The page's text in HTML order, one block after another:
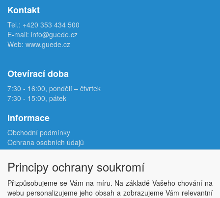
Kontakt
Tel.: +420 353 434 500
E-mail: info@guede.cz
Web: www.guede.cz
Otevírací doba
7:30 - 16:00, pondělí – čtvrtek
7:30 - 15:00, pátek
Informace
Obchodní podmínky
Ochrana osobních údajů
Reklamační protokol
Odstoupení od smlouvy
Podmínky užití e-shopu
Doprava
Velkoobchod
Principy ochrany soukromí
Přizpůsobujeme se Vám na míru. Na základě Vašeho chování na
webu personalizujeme jeho obsah a zobrazujeme Vám relevantní